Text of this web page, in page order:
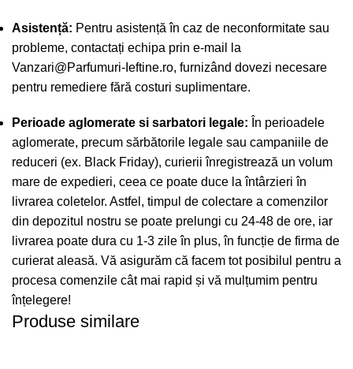
Asistență: Pentru asistență în caz de neconformitate sau
probleme, contactați echipa prin e-mail la
Vanzari@Parfumuri-Ieftine.ro, furnizând dovezi necesare
pentru remediere fără costuri suplimentare.
Perioade aglomerate si sarbatori legale: În perioadele
aglomerate, precum sărbătorile legale sau campaniile de
reduceri (ex. Black Friday), curierii înregistrează un volum
mare de expedieri, ceea ce poate duce la întârzieri în
livrarea coletelor. Astfel, timpul de colectare a comenzilor
din depozitul nostru se poate prelungi cu 24-48 de ore, iar
livrarea poate dura cu 1-3 zile în plus, în funcție de firma de
curierat aleasă. Vă asigurăm că facem tot posibilul pentru a
procesa comenzile cât mai rapid și vă mulțumim pentru
înțelegere!
Produse similare